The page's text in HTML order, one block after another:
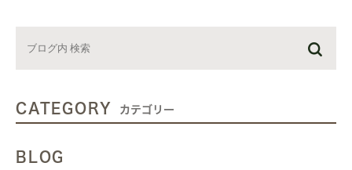
CATEGORY カテゴリー
BLOG